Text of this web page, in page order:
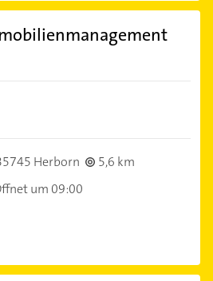
Herborn
5,6 km
um 09:00